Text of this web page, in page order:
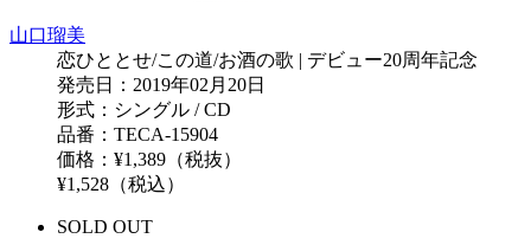
山口瑠美
恋ひととせ/この道/お酒の歌 | デビュー20周年記念
発売日：2019年02月20日
形式：シングル / CD
品番：TECA-15904
価格：¥1,389（税抜）
¥1,528（税込）
SOLD OUT